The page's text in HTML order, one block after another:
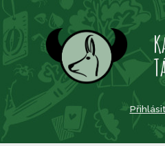
Přeskočit
obsah